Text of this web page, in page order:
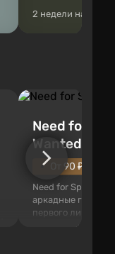
2 недели назад
Need for
Wanted
От 90 ₽
Need for Speed:
аркадные гонки с
первого лица. В